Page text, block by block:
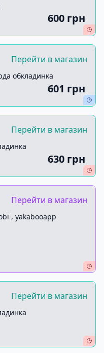
600 грн
Перейти в магазин
обкладинка
601 грн
Перейти в магазин
630 грн
Перейти в магазин
, yakabooapp
Перейти в магазин